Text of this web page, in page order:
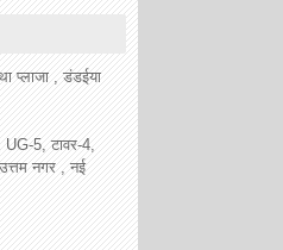
प्लाजा , डंडईया
UG-5, टावर-4,
नगर , नई